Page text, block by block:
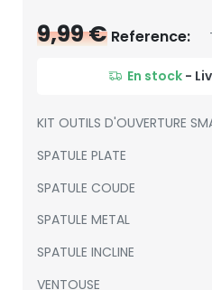
9,99 € Reference:
En stock -
KIT OUTILS D'OUVERTURE
SPATULE PLATE
SPATULE COUDE
SPATULE METAL
SPATULE INCLINE
VENTOUSE